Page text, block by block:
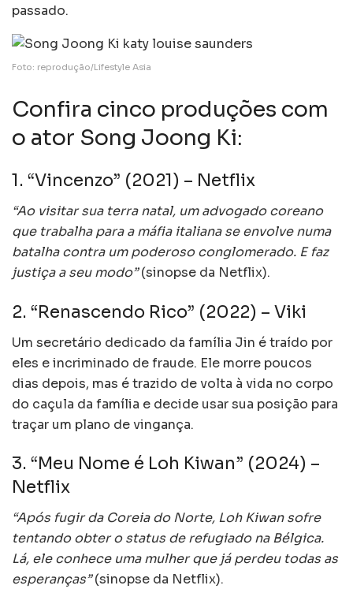
passado.
Foto: reprodução/Lifestyle Asia
Confira cinco produções com
o ator Song Joong Ki:
1. “Vincenzo” (2021) – Netflix
“Ao visitar sua terra natal, um advogado coreano
que trabalha para a máfia italiana se envolve numa
batalha contra um poderoso conglomerado. E faz
justiça a seu modo”(sinopse da Netflix).
2. “Renascendo Rico” (2022) – Viki
Um secretário dedicado da família Jin é traído por
eles e incriminado de fraude. Ele morre poucos
dias depois, mas é trazido de volta à vida no corpo
do caçula da família e decide usar sua posição para
traçar um plano de vingança.
3. “Meu Nome é Loh Kiwan” (2024) –
Netflix
“Após fugir da Coreia do Norte, Loh Kiwan sofre
tentando obter o status de refugiado na Bélgica.
Lá, ele conhece uma mulher que já perdeu todas as
esperanças”(sinopse da Netflix).